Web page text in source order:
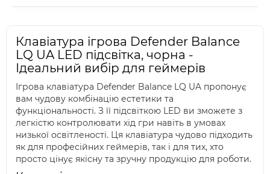
Клавіатура ігрова Defender Balance
LQ UA LED підсвітка, чорна -
Ідеальний вибір для геймерів
Ігрова клавіатура Defender Balance LQ UA пропонує
вам чудову комбінацію естетики та
функціональності. З її підсвіткою LED ви зможете з
легкістю контролювати хід гри навіть в умовах
низької освітленості. Ця клавіатура чудово підходить
як для професійних геймерів, так і для тих, хто
просто цінує якісну та зручну продукцію для роботи.